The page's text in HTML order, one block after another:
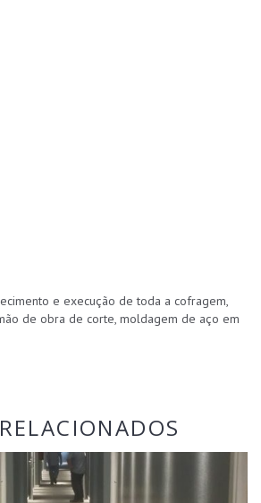
e execução de toda a cofragem,
de obra de corte, moldagem de aço em